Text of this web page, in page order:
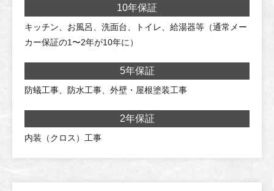
10年保証
キッチン、お風呂、洗面台、トイレ、給湯器等（通常メー
カー保証の1〜2年が10年に）
5年保証
防蟻工事、防水工事、外壁・屋根塗装工事
2年保証
内装（クロス）工事